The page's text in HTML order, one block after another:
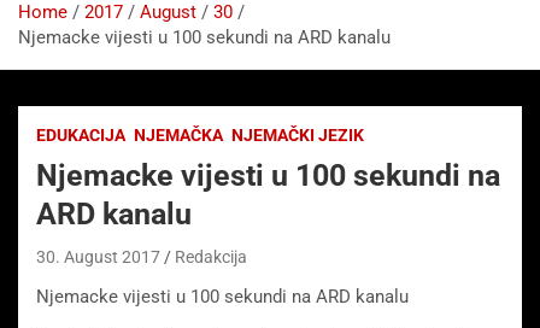
Home 2017 August
30
Njemacke vijesti u 100 sekundi na ARD kanalu
EDUKACIJA NJEMAČKA NJEMAČKI JEZIK
Njemacke vijesti u 100 sekundi na
ARD kanalu
30. August 2017 Redakcija
Njemacke vijesti u 100 sekundi na ARD kanalu